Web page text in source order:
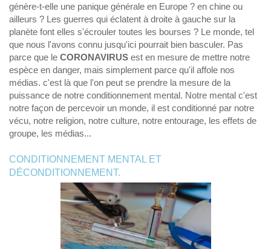
génère-t-elle une panique générale en Europe ? en chine ou
ailleurs ? Les guerres qui éclatent à droite à gauche sur la
planète font elles s'écrouler toutes les bourses ? Le monde, tel
que nous l'avons connu jusqu'ici pourrait bien basculer. Pas
parce que le CORONAVIRUS est en mesure de mettre notre
espèce en danger, mais simplement parce qu'il affole nos
médias. c'est là que l'on peut se prendre la mesure de la
puissance de notre conditionnement mental. Notre mental c'est
notre façon de percevoir un monde, il est conditionné par notre
vécu, notre religion, notre culture, notre entourage, les effets de
groupe, les médias...
CONDITIONNEMENT MENTAL ET
DÉCONDITIONNEMENT.